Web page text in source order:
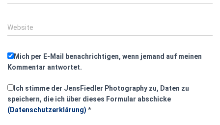
Website
Mich per E-Mail benachrichtigen, wenn jemand auf meinen
Kommentar antwortet.
Ich stimme der JensFiedler Photography zu, Daten zu
speichern, die ich über dieses Formular abschicke
(Datenschutzerklärung) *